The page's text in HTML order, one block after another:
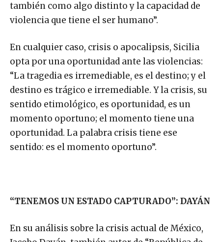
también como algo distinto y la capacidad de
violencia que tiene el ser humano”.
En cualquier caso, crisis o apocalipsis, Sicilia
opta por una oportunidad ante las violencias:
“La tragedia es irremediable, es el destino; y el
destino es trágico e irremediable. Y la crisis, su
sentido etimológico, es oportunidad, es un
momento oportuno; el momento tiene una
oportunidad. La palabra crisis tiene ese
sentido: es el momento oportuno”.
“TENEMOS UN ESTADO CAPTURADO”: DAYÁN
En su análisis sobre la crisis actual de México,